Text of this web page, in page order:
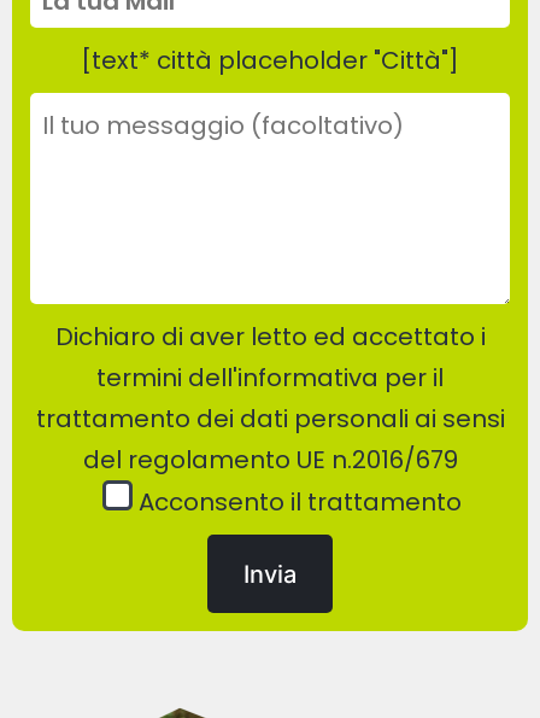
[text* città placeholder "Città"]
Dichiaro di aver letto ed accettato i
termini dell'informativa per il
trattamento dei dati personali ai sensi
del regolamento UE n.2016/679
Acconsento il trattamento